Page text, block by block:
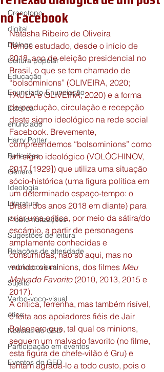
Cronotopo
digital
Diálogo
Cultura popular
Educação
Enunciado-Enunciação
Estética
enunciado
Harry Potter
Reflexões
Gênero
Ideologia
Literatura
Problematizações
Sugestões de leitura
Relações de alteridade
verbivocovisual
Sujeito
Verbo-voco-visual
ética
Notícias do GED
Participação em eventos
Eventos do GED
no Facebook
Natasha Ribeiro de Oliveira
Temos estudado, desde o início de
2018, ano de eleição presidencial no
Brasil, o que se tem chamado de
“bolsominions” (OLIVEIRA, 2020;
PAULA e OLIVEIRA, 2020) e a forma
de produção, circulação e recepção
deste signo ideológico na rede social
Facebook. Brevemente,
compreendemos “bolsominions” como
um signo ideológico (VOLÓCHINOV,
2017 [1929]) que utiliza uma situação
sócio-histórica (uma figura política em
um determinado espaço-tempo: o
Brasil dos anos 2018 em diante) para
criar uma crítica, por meio da sátira/do
escárnio, a partir de personagens
amplamente conhecidas e
consumidas, não só aqui, mas no
mundo: os minions, dos filmes Meu
Malvado Favorito (2010, 2013, 2015 e
2017).
A crítica, ferrenha, mas também risível,
é feita aos apoiadores fiéis de Jair
Bolsonaro que, tal qual os minions,
seguem um malvado favorito (no filme,
esta figura de chefe-vilão é Gru) e
tentam agradá-lo a todo custo, pois o